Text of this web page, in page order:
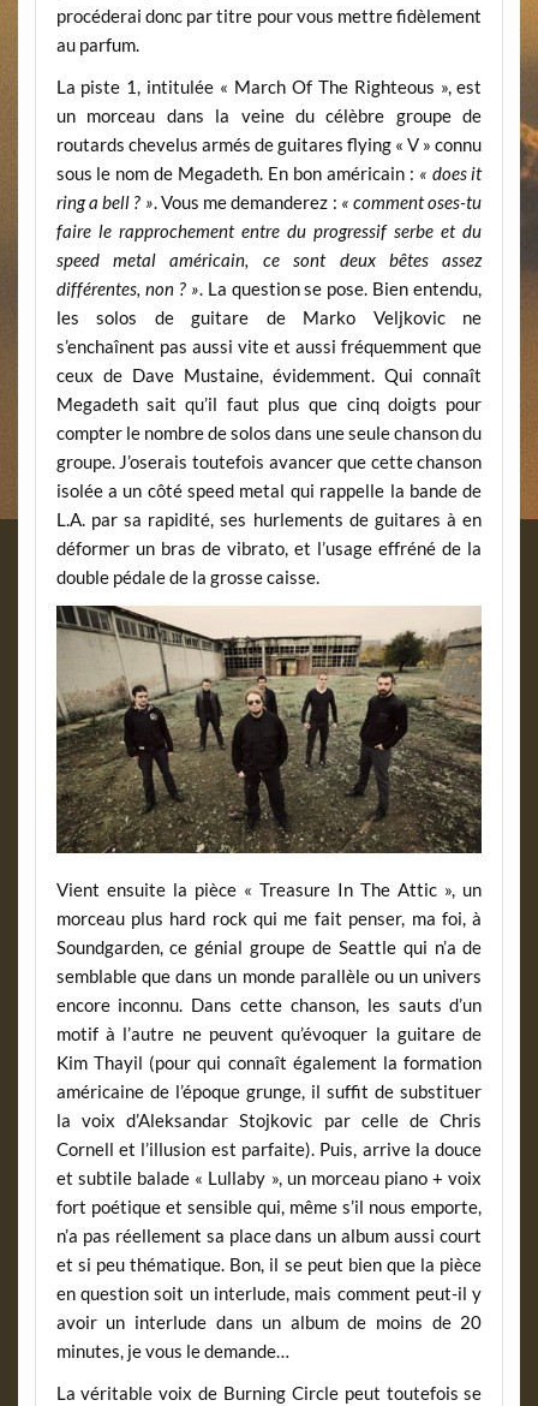
procéderai donc par titre pour vous mettre fidèlement
au parfum.
La piste 1, intitulée « March Of The Righteous », est
un morceau dans la veine du célèbre groupe de
routards chevelus armés de guitares flying « V » connu
sous le nom de Megadeth. En bon américain : « does it
ring a bell ? ». Vous me demanderez : « comment oses-tu
faire le rapprochement entre du progressif serbe et du
speed metal américain, ce sont deux bêtes assez
différentes, non ? ». La question se pose. Bien entendu,
les solos de guitare de Marko Veljkovic ne
s’enchaînent pas aussi vite et aussi fréquemment que
ceux de Dave Mustaine, évidemment. Qui connaît
Megadeth sait qu’il faut plus que cinq doigts pour
compter le nombre de solos dans une seule chanson du
groupe. J’oserais toutefois avancer que cette chanson
isolée a un côté speed metal qui rappelle la bande de
L.A. par sa rapidité, ses hurlements de guitares à en
déformer un bras de vibrato, et l’usage effréné de la
double pédale de la grosse caisse.
Vient ensuite la pièce « Treasure In The Attic », un
morceau plus hard rock qui me fait penser, ma foi, à
Soundgarden, ce génial groupe de Seattle qui n’a de
semblable que dans un monde parallèle ou un univers
encore inconnu. Dans cette chanson, les sauts d’un
motif à l’autre ne peuvent qu’évoquer la guitare de
Kim Thayil (pour qui connaît également la formation
américaine de l’époque grunge, il suffit de substituer
la voix d’Aleksandar Stojkovic par celle de Chris
Cornell et l’illusion est parfaite). Puis, arrive la douce
et subtile balade « Lullaby », un morceau piano + voix
fort poétique et sensible qui, même s’il nous emporte,
n’a pas réellement sa place dans un album aussi court
et si peu thématique. Bon, il se peut bien que la pièce
en question soit un interlude, mais comment peut-il y
avoir un interlude dans un album de moins de 20
minutes, je vous le demande…
La véritable voix de Burning Circle peut toutefois se